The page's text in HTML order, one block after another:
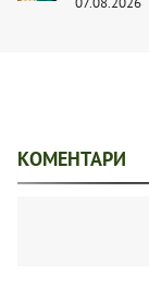
КОМЕНТАРИ